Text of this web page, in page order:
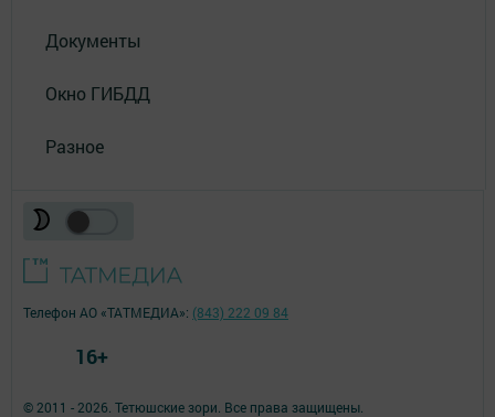
Документы
Окно ГИБДД
Разное
© 2011 - 2026. Тетюшские зори. Все права защищены.
Телефон АО «ТАТМЕДИА»: (843) 222 09 84
16+